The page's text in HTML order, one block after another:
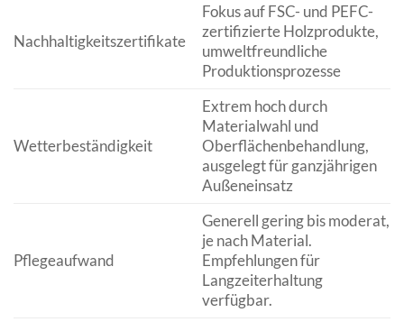
Nachhaltigkeitszertifikate
Fokus auf FSC- und PEFC-
zertifizierte Holzprodukte,
umweltfreundliche
Produktionsprozesse
Wetterbeständigkeit
Extrem hoch durch
Materialwahl und
Oberflächenbehandlung,
ausgelegt für ganzjährigen
Außeneinsatz
Pflegeaufwand
Generell gering bis moderat,
je nach Material.
Empfehlungen für
Langzeiterhaltung
verfügbar.